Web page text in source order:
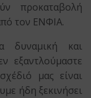
προκαταβολή
τον ΕΝΦΙΑ.
δυναμική και
εξαντλούμαστε
μας είναι
ήδη ξεκινήσει